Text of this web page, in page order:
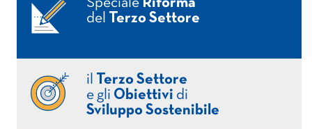
Speciale Riforma
del
Terzo Settore
il
Terzo Settore
e gli Obiettivi di
Sviluppo Sostenibile